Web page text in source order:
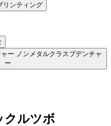
リンティング
ノンメタルクラスプデンチャ
ー
クルツボ